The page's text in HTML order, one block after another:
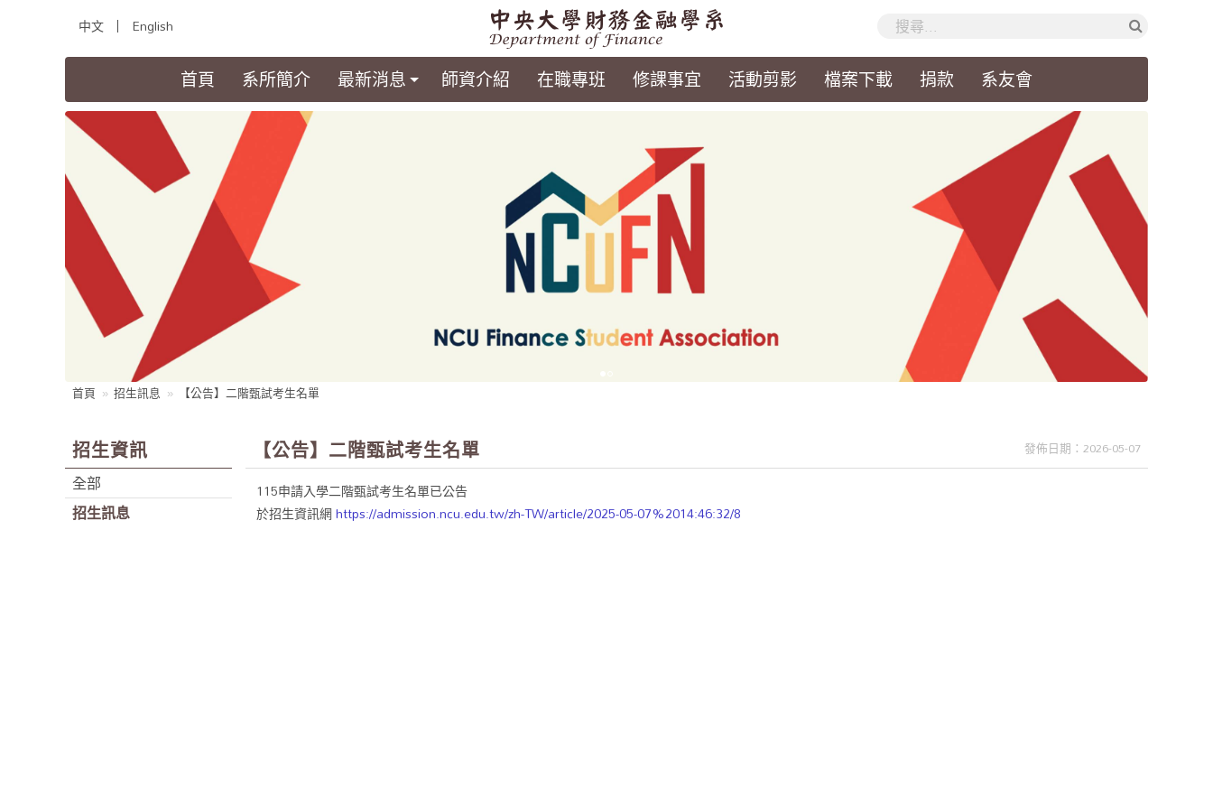
中文 English
首頁 (current)
系所簡介 最新消息 師資介紹 在職專班 修課事宜 活動剪影 檔案下載 捐款 系友會
首頁 招生訊息 【公告】二階甄試考生名單
招生資訊
全部
招生訊息
【公告】二階甄試考生名單 發佈日期：2026-05-07
115申請入學二階甄試考生名單已公告
於招生資訊網https://admission.ncu.edu.tw/zh-TW/article/2025-05-07%2014:46:32/8